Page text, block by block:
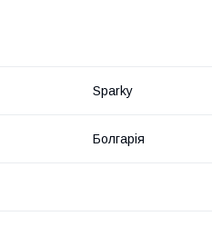
Sparky
Болгарія